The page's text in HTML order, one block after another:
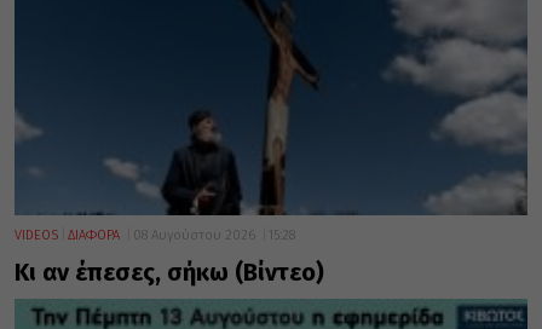
VIDEOS ΔΙΑΦΟΡΑ 08 Αυγούστου 2026 15:28
Κι αν έπεσες, σήκω (Βίντεο)